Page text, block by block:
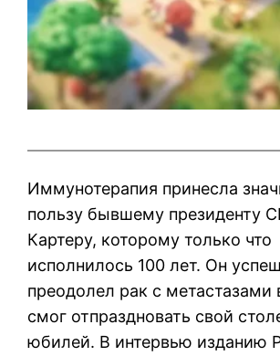
Иммунотерапия принесла
пользу бывшему
Картеру, которому только что
исполнилось 100 лет. Он
преодолел рак с метастазами
смог отпраздновать свой
юбилей. В интервью изданию